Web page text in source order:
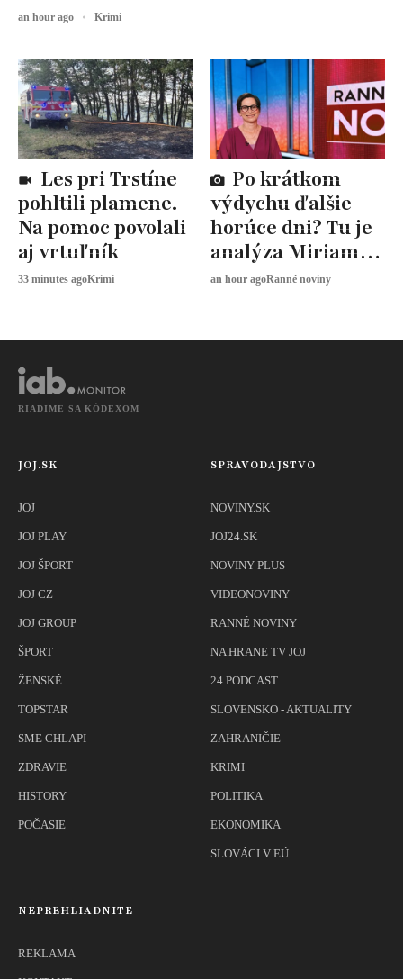
pohltili plamene.
Na pomoc povolali
aj vrtuľník
33 minutes agoKrimi
výdychu ďalšie
horúce dni? Tu je
analýza Miriam
JAROŠOVEJ
an hour agoRanné noviny
an hour ago Krimi
RIADIME SA KÓDEXOM
JOJ.SK
JOJ
JOJ PLAY
JOJ ŠPORT
JOJ CZ
JOJ GROUP
ŠPORT
ŽENSKÉ
TOPSTAR
SME CHLAPI
ZDRAVIE
HISTORY
POČASIE
SPRAVODAJSTVO
NOVINY.SK
JOJ24.SK
NOVINY PLUS
VIDEONOVINY
RANNÉ NOVINY
NA HRANE TV JOJ
24 PODCAST
SLOVENSKO - AKTUALITY
ZAHRANIČIE
KRIMI
POLITIKA
EKONOMIKA
SLOVÁCI V EÚ
NEPREHLIADNITE
REKLAMA